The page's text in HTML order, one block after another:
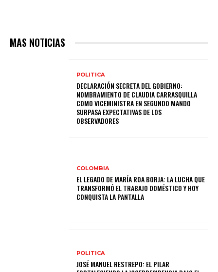
MAS NOTICIAS
POLITICA
DECLARACIÓN SECRETA DEL GOBIERNO:
NOMBRAMIENTO DE CLAUDIA CARRASQUILLA
COMO VICEMINISTRA EN SEGUNDO MANDO
SURPASA EXPECTATIVAS DE LOS
OBSERVADORES
COLOMBIA
EL LEGADO DE MARÍA ROA BORJA: LA LUCHA QUE
TRANSFORMÓ EL TRABAJO DOMÉSTICO Y HOY
CONQUISTA LA PANTALLA
POLITICA
JOSÉ MANUEL RESTREPO: EL PILAR